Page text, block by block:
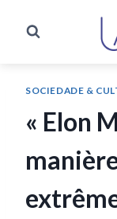
SOCIEDADE &
« Elon